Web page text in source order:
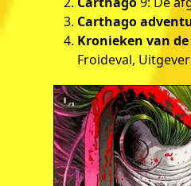
Carthago
Kronieken van
Froideval,